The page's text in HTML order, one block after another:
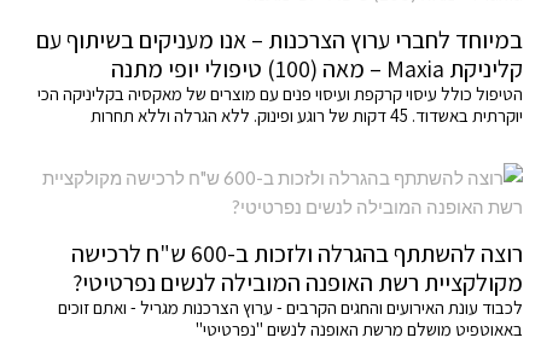
במיוחד לחברי ערוץ הצרכנות – אנו מעניקים בשיתוף עם
קליניקת Maxia – מאה (100) טיפולי יופי מתנה
הטיפול כולל עיסוי קרקפת ועיסוי פנים עם מוצרים של מאקסיה בקליניקה הכי
יוקרתית באשדוד. 45 דקות של רוגע ופינוק. ללא הגרלה וללא תחרות
רוצה להשתתף בהגרלה ולזכות ב-600 ש"ח לרכישה
מקולקציית רשת האופנה המובילה לנשים נפרטיטי?
לכבוד עונת האירועים והחגים הקרבים - ערוץ הצרכנות מגריל - ואתם זוכים
באאוטפיט מושלם מרשת האופנה לנשים "נפרטיטי"